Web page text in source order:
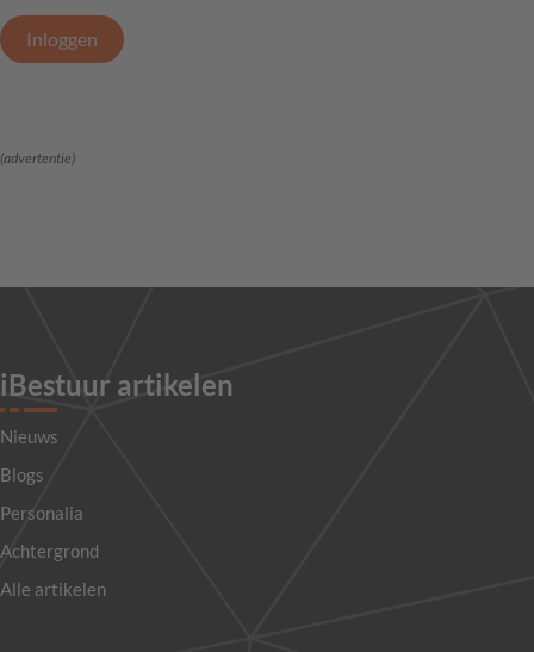
Inloggen
(advertentie)
iBestuur artikelen
Nieuws
Blogs
Personalia
Achtergrond
Alle artikelen